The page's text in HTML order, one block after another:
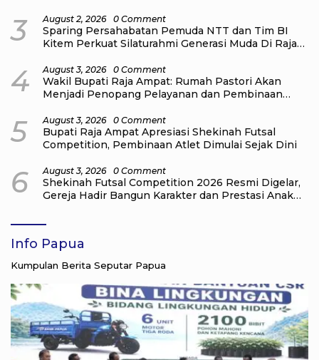
Distrik Tiplol Mayalibit
3 August 2, 2026 0 Comment
Sparing Persahabatan Pemuda NTT dan Tim BI
Kitem Perkuat Silaturahmi Generasi Muda Di Raja
4 August 3, 2026 0 Comment
Wakil Bupati Raja Ampat: Rumah Pastori Akan
Menjadi Penopang Pelayanan dan Pembinaan
5 August 3, 2026 0 Comment
Bupati Raja Ampat Apresiasi Shekinah Futsal
Competition, Pembinaan Atlet Dimulai Sejak Dini
6 August 3, 2026 0 Comment
Shekinah Futsal Competition 2026 Resmi Digelar,
Gereja Hadir Bangun Karakter dan Prestasi Anak
Info Papua
Kumpulan Berita Seputar Papua